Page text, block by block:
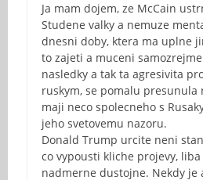
Ja mam dojem, ze McCain
Studene valky a nemuze
dnesni doby, ktera ma uplne
to zajeti a muceni
nasledky a tak ta agresivita
ruskym, se pomalu presunula
maji neco spolecneho s
jeho svetovemu nazoru.
Donald Trump urcite neni
co vypousti kliche projevy,
nadmerne dustojne. Nekdy je